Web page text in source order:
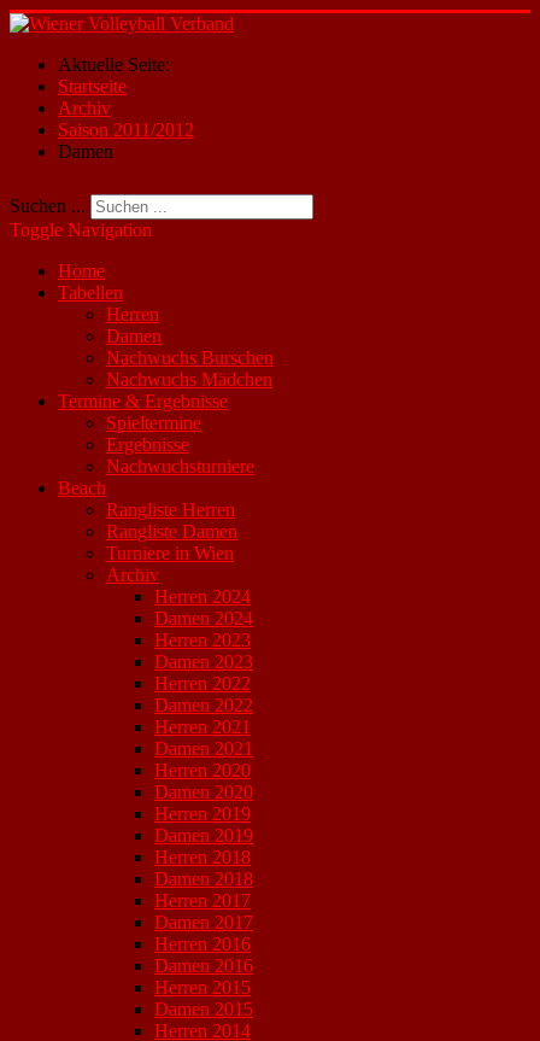
Aktuelle Seite:
Startseite
Archiv
Saison 2011/2012
Damen
Suchen ...
Toggle Navigation
Home
Tabellen
Herren
Damen
Nachwuchs Burschen
Nachwuchs Mädchen
Termine & Ergebnisse
Spieltermine
Ergebnisse
Nachwuchsturniere
Beach
Rangliste Herren
Rangliste Damen
Turniere in Wien
Archiv
Herren 2024
Damen 2024
Herren 2023
Damen 2023
Herren 2022
Damen 2022
Herren 2021
Damen 2021
Herren 2020
Damen 2020
Herren 2019
Damen 2019
Herren 2018
Damen 2018
Herren 2017
Damen 2017
Herren 2016
Damen 2016
Herren 2015
Damen 2015
Herren 2014